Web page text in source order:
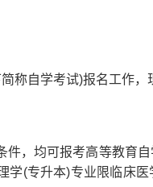
自学考试)报名工作，
，均可报考高等教育自
学(专升本)专业限临床